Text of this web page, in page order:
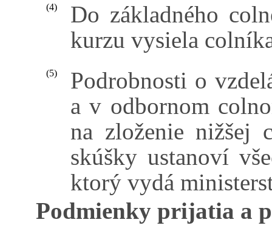
(4)
Do základného
kurzu vysiela
(5)
Podrobnosti o
a v odbornom
na zloženie nižšej
skúšky ustanoví
ktorý vydá
Podmienky prijatia a